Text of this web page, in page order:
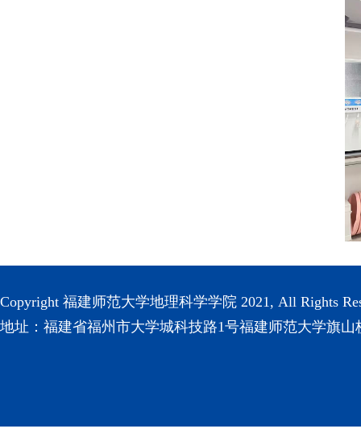
Copyright 福建师范大学地理科学学院 2021, All Rights
地址：福建省福州市大学城科技路1号福建师范大学旗山